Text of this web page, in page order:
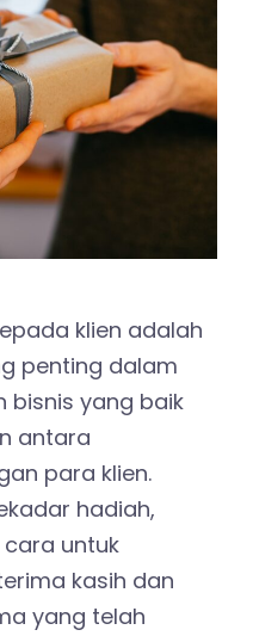
klien adalah
penting dalam
bisnis yang baik
antara
para klien.
hadiah,
untuk
kasih dan
yang telah